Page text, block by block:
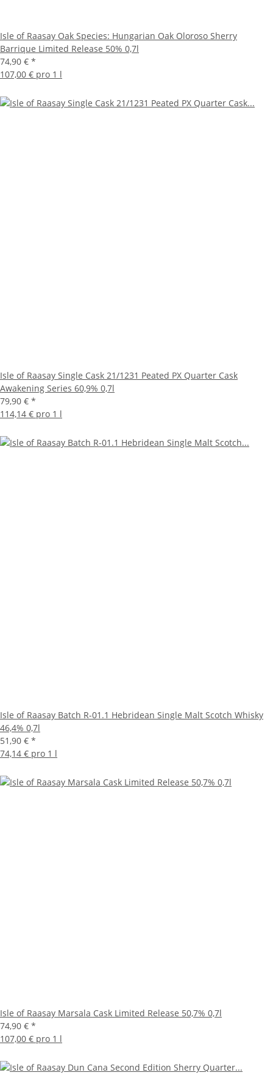
Isle of Raasay Oak Species: Hungarian Oak Oloroso Sherry
Barrique Limited Release 50% 0,7l
74,90 € *
107,00 € pro 1 l
Isle of Raasay Single Cask 21/1231 Peated PX Quarter Cask
Awakening Series 60,9% 0,7l
79,90 € *
114,14 € pro 1 l
Isle of Raasay Batch R-01.1 Hebridean Single Malt Scotch Whisky
46,4% 0,7l
51,90 € *
74,14 € pro 1 l
Isle of Raasay Marsala Cask Limited Release 50,7% 0,7l
74,90 € *
107,00 € pro 1 l